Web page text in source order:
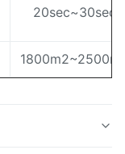
20sec~30sec